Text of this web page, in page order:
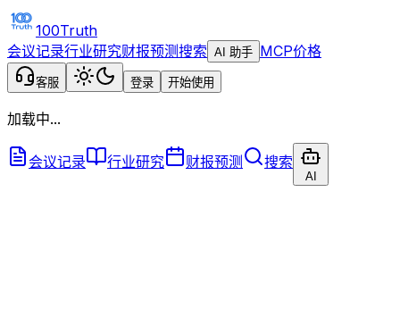
100Truth
会议记录行业研究财报预测搜索 AI 助手 MCP价格
客服 登录 开始使用
加载中...
会议记录 行业研究 财报预测 搜索
AI